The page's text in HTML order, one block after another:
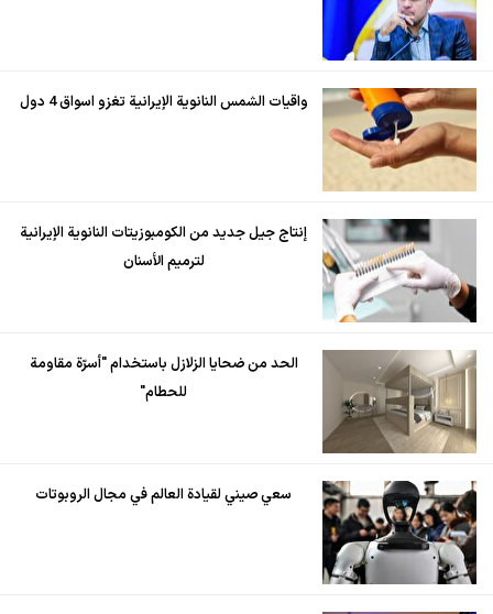
واقيات الشمس النانوية الإيرانية تغزو اسواق 4 دول
إنتاج جيل جديد من الكومبوزيتات النانوية الإيرانية
لترميم الأسنان
الحد من ضحايا الزلازل باستخدام "أسرّة مقاومة
للحطام"
سعي صيني لقيادة العالم في مجال الروبوتات